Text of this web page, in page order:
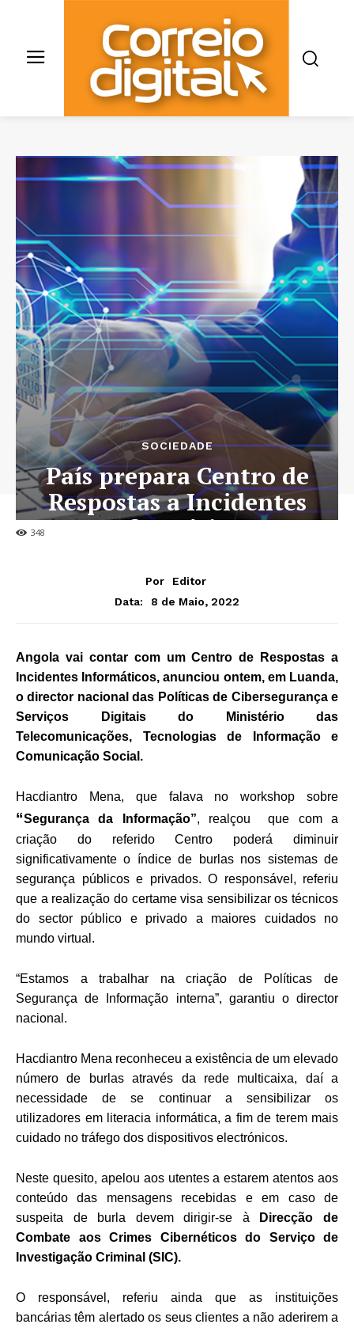
348
SOCIEDADE
País prepara Centro de
Respostas a Incidentes
Informáticos
Por
Editor
Data:
8 de Maio, 2022
Angola vai contar com um Centro de Respostas a
Incidentes Informáticos, anunciou ontem, em Luanda,
o director nacional das Políticas de Cibersegurança e
Serviços Digitais do Ministério das
Telecomunicações, Tecnologias de Informação e
Comunicação Social.
Hacdiantro Mena, que falava no workshop sobre
“Segurança da Informação”, realçou que com a
criação do referido Centro poderá diminuir
significativamente o índice de burlas nos sistemas de
segurança públicos e privados. O responsável, referiu
que a realização do certame visa sensibilizar os técnicos
do sector público e privado a maiores cuidados no
mundo virtual.
“Estamos a trabalhar na criação de Políticas de
Segurança de Informação interna”, garantiu o director
nacional.
Hacdiantro Mena reconheceu a existência de um elevado
número de burlas através da rede multicaixa, daí a
necessidade de se continuar a sensibilizar os
utilizadores em literacia informática, a fim de terem mais
cuidado no tráfego dos dispositivos electrónicos.
Neste quesito, apelou aos utentes a estarem atentos aos
conteúdo das mensagens recebidas e em caso de
suspeita de burla devem dirigir-se à
Direcção de
Combate aos Crimes Cibernéticos do Serviço de
Investigação Criminal (SIC).
O responsável, referiu ainda que as instituições
bancárias têm alertado os seus clientes a não aderirem a